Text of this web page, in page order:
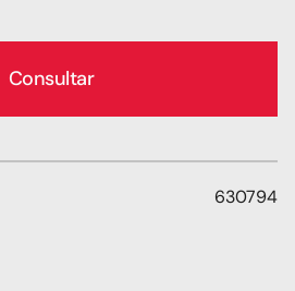
Consultar
630794